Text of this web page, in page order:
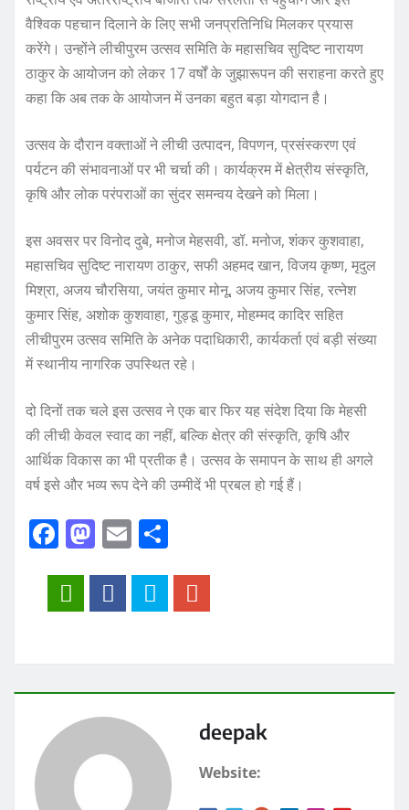
वैश्विक पहचान दिलाने के लिए सभी जनप्रतिनिधि मिलकर प्रयास
करेंगे। उन्होंने लीचीपुरम उत्सव समिति के महासचिव सुदिष्ट नारायण
ठाकुर के आयोजन को लेकर 17 वर्षों के जुझारूपन की सराहना करते हुए
कहा कि अब तक के आयोजन में उनका बहुत बड़ा योगदान है।
उत्सव के दौरान वक्ताओं ने लीची उत्पादन, विपणन, प्रसंस्करण एवं
पर्यटन की संभावनाओं पर भी चर्चा की। कार्यक्रम में क्षेत्रीय संस्कृति,
कृषि और लोक परंपराओं का सुंदर समन्वय देखने को मिला।
इस अवसर पर विनोद दुबे, मनोज मेहसवी, डॉ. मनोज, शंकर कुशवाहा,
महासचिव सुदिष्ट नारायण ठाकुर, सफी अहमद खान, विजय कृष्ण, मृदुल
मिश्रा, अजय चौरसिया, जयंत कुमार मोनू, अजय कुमार सिंह, रत्नेश
कुमार सिंह, अशोक कुशवाहा, गुड्डू कुमार, मोहम्मद कादिर सहित
लीचीपुरम उत्सव समिति के अनेक पदाधिकारी, कार्यकर्ता एवं बड़ी संख्या
में स्थानीय नागरिक उपस्थित रहे।
दो दिनों तक चले इस उत्सव ने एक बार फिर यह संदेश दिया कि मेहसी
की लीची केवल स्वाद का नहीं, बल्कि क्षेत्र की संस्कृति, कृषि और
आर्थिक विकास का भी प्रतीक है। उत्सव के समापन के साथ ही अगले
वर्ष इसे और भव्य रूप देने की उम्मीदें भी प्रबल हो गई हैं।
F
c
e
k
M
st
o
n
E
ai
l re
deepak
Website: